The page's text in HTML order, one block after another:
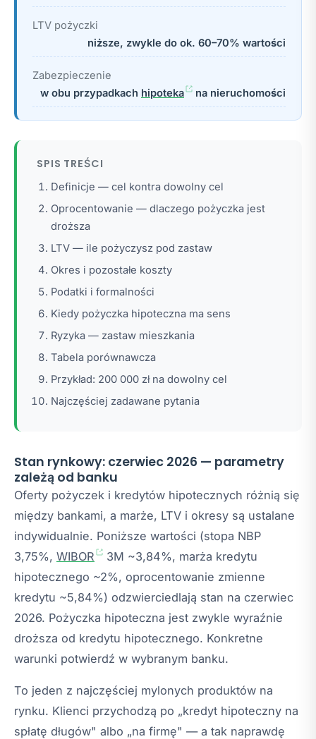
LTV pożyczki
niższe, zwykle do ok. 60–70% wartości
Zabezpieczenie
w obu przypadkach hipoteka na nieruchomości
SPIS TREŚCI
Definicje — cel kontra dowolny cel
Oprocentowanie — dlaczego pożyczka jest
droższa
LTV — ile pożyczysz pod zastaw
Okres i pozostałe koszty
Podatki i formalności
Kiedy pożyczka hipoteczna ma sens
Ryzyka — zastaw mieszkania
Tabela porównawcza
Przykład: 200 000 zł na dowolny cel
Najczęściej zadawane pytania
Stan rynkowy: czerwiec 2026 — parametry
zależą od banku
Oferty pożyczek i kredytów hipotecznych różnią się
między bankami, a marże, LTV i okresy są ustalane
indywidualnie. Poniższe wartości (stopa NBP
3,75%, WIBOR
3M ~3,84%, marża kredytu
hipotecznego ~2%, oprocentowanie zmienne
kredytu ~5,84%) odzwierciedlają stan na czerwiec
2026. Pożyczka hipoteczna jest zwykle wyraźnie
droższa od kredytu hipotecznego. Konkretne
warunki potwierdź w wybranym banku.
To jeden z najczęściej mylonych produktów na
rynku. Klienci przychodzą po „kredyt hipoteczny na
spłatę długów" albo „na firmę" — a tak naprawdę